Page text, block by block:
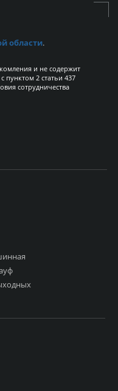
области.
и не содержит
пунктом 2 статьи 437
сотрудничества